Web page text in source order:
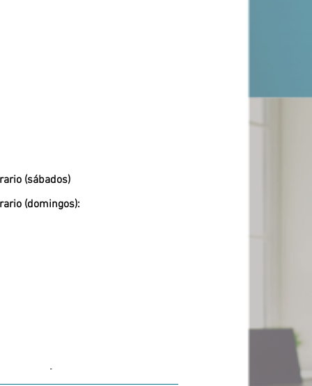
(sábados)
(domingos):
-